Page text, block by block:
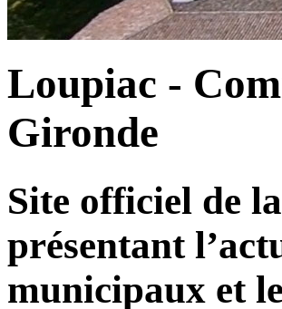
Loupiac -
Gironde
Site officiel de
présentant
municipaux et